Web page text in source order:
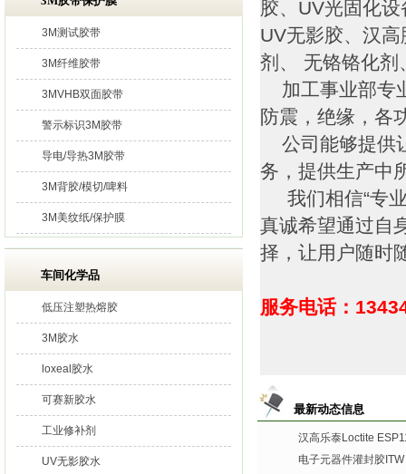
3M测试胶带
3M纤维胶带
3MVHB双面胶带
警示标识3M胶带
导电/导热3M胶带
3M背胶/模切/啤料
3M美纹纸/保护膜
车间化学品
低压注塑热熔胶
3M胶水
loxeal胶水
可赛新胶水
工业修补剂
UV无影胶水
胶、UV光固化
UV无影胶、汉
剂、 无铬铬化剂
加工事业部专
防震，绝缘，各
公司能够提供
务，提供生产中
我们相信“专业
真诚希望通过自
择，让用户随时
服务电话：
最新动态信息
汉高乐泰Loctite
电子元器件灌封胶